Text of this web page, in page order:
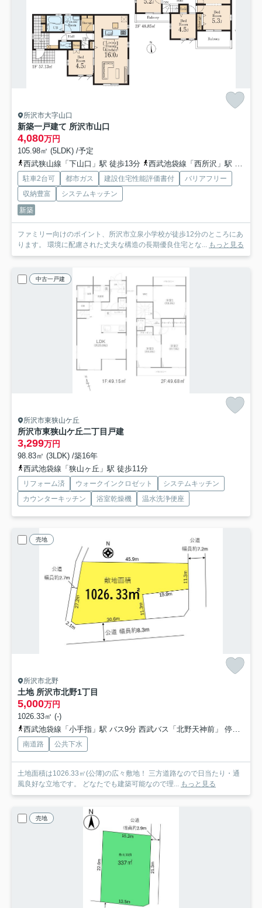
所沢市大字山口
新築一戸建て 所沢市山口
4,080万円
105.98㎡ (5LDK) /予定
西武狭山線「下山口」駅 徒歩13分
西武池袋線「西所沢」駅 徒歩21分
駐車2台可 都市ガス 建設住宅性能評価書付
バリアフリー
収納豊富
システムキッチン
新築
ファミリー向けのポイント、所沢市立泉小学校が徒歩12分のところにあ
ります。 環境に配慮された丈夫な構造の長期優良住宅とな...
もっと見る
中古一戸建
所沢市東狭山ケ丘
所沢市東狭山ケ丘二丁目戸建
3,299万円
98.83㎡ (3LDK) /築16年
西武池袋線「狭山ヶ丘」駅 徒歩11分
リフォーム済 ウォークインクロゼット
システムキッチン
カウンターキッチン
浴室乾燥機 温水洗浄便座
売地
所沢市北野
土地 所沢市北野1丁目
5,000万円
1026.33㎡ (-)
西武池袋線「小手指」駅 バス9分 西武バス「北野天神前」 停歩3分
南道路 公共下水
土地面積は1026.33㎡(公簿)の広々敷地！ 三方道路なので日当たり・通
風良好な立地です。 どなたでも建築可能なので理...
もっと見る
売地